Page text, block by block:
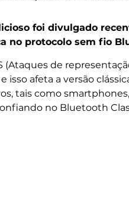
foi divulgado
no protocolo sem fio
(Ataques de
isso afeta a versão
tais como
no Bluetooth